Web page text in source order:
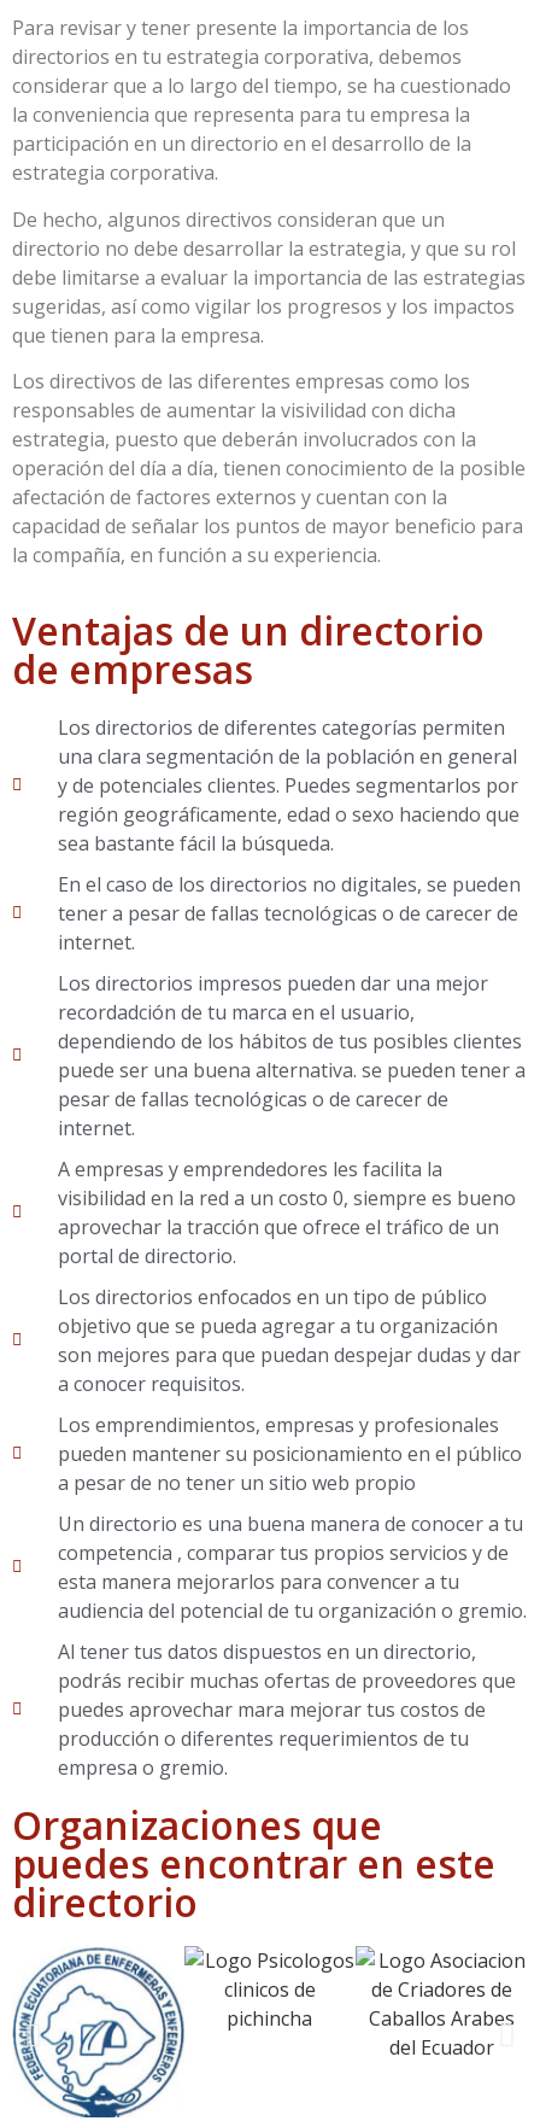
Para revisar y tener presente la importancia de los
directorios en tu estrategia corporativa, debemos
considerar que a lo largo del tiempo, se ha cuestionado
la conveniencia que representa para tu empresa la
participación en un directorio en el desarrollo de la
estrategia corporativa.
De hecho, algunos directivos consideran que un
directorio no debe desarrollar la estrategia, y que su rol
debe limitarse a evaluar la importancia de las estrategias
sugeridas, así como vigilar los progresos y los impactos
que tienen para la empresa.
Los directivos de las diferentes empresas como los
responsables de aumentar la visivilidad con dicha
estrategia, puesto que deberán involucrados con la
operación del día a día, tienen conocimiento de la posible
afectación de factores externos y cuentan con la
capacidad de señalar los puntos de mayor beneficio para
la compañía, en función a su experiencia.
Ventajas de un directorio
de empresas
Los directorios de diferentes categorías permiten
una clara segmentación de la población en general
y de potenciales clientes. Puedes segmentarlos por
región geográficamente, edad o sexo haciendo que
sea bastante fácil la búsqueda.
En el caso de los directorios no digitales, se pueden
tener a pesar de fallas tecnológicas o de carecer de
internet.
Los directorios impresos pueden dar una mejor
recordadción de tu marca en el usuario,
dependiendo de los hábitos de tus posibles clientes
puede ser una buena alternativa. se pueden tener a
pesar de fallas tecnológicas o de carecer de
internet.
A empresas y emprendedores les facilita la
visibilidad en la red a un costo 0, siempre es bueno
aprovechar la tracción que ofrece el tráfico de un
portal de directorio.
Los directorios enfocados en un tipo de público
objetivo que se pueda agregar a tu organización
son mejores para que puedan despejar dudas y dar
a conocer requisitos.
Los emprendimientos, empresas y profesionales
pueden mantener su posicionamiento en el público
a pesar de no tener un sitio web propio
Un directorio es una buena manera de conocer a tu
competencia , comparar tus propios servicios y de
esta manera mejorarlos para convencer a tu
audiencia del potencial de tu organización o gremio.
Al tener tus datos dispuestos en un directorio,
podrás recibir muchas ofertas de proveedores que
puedes aprovechar mara mejorar tus costos de
producción o diferentes requerimientos de tu
empresa o gremio.
Organizaciones que
puedes encontrar en este
directorio